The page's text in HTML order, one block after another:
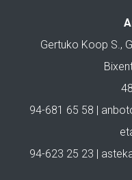
Gertuko Koop S.,
94-681 65 58 |
94-623 25 23 |